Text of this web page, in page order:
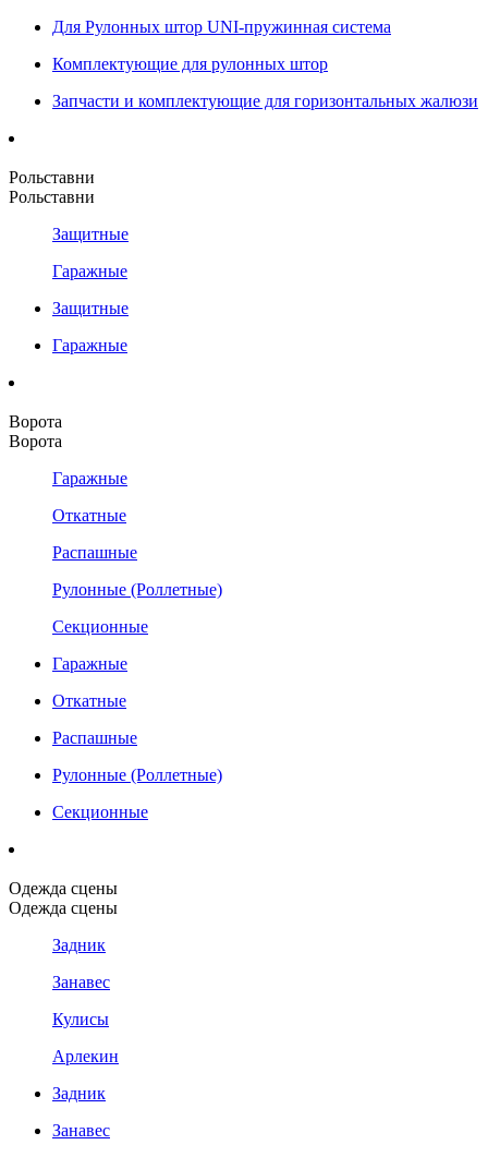
Для Рулонных штор UNI-пружинная система
Комплектующие для рулонных штор
Запчасти и комплектующие для горизонтальных жалюзи
Рольставни
Рольставни
Защитные
Гаражные
Защитные
Гаражные
Ворота
Ворота
Гаражные
Откатные
Распашные
Рулонные (Роллетные)
Секционные
Гаражные
Откатные
Распашные
Рулонные (Роллетные)
Секционные
Одежда сцены
Одежда сцены
Задник
Занавес
Кулисы
Арлекин
Задник
Занавес